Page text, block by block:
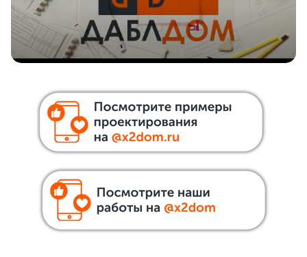
бесшумности системы;
безошибочного монтажа системы
кондиционирования, чтобы исключить
высокозатратные переделки;
установку кондиционирования и вентиляции в своем
доме.
Все эти задачи решаются с помощью проектирования
Даблдом. Мы более 10 лет на рынке инженерных систем и
предлагаем услуги проектирования и установки систем
вентиляции, кондиционирования и всех инженерных систем
загородного дома.